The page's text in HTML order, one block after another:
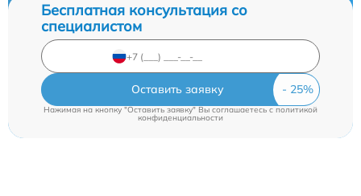
Бесплатная консультация со
специалистом
Оставить заявку
Нажимая на кнопку "Оставить заявку" Вы соглашаетесь c политикой
конфиденциальности